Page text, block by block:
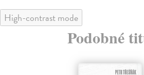
High-contrast mode
Podobné